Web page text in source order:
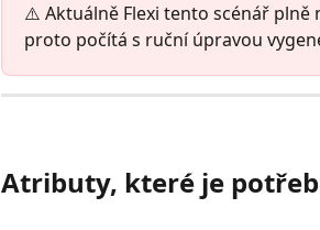
⚠️ Aktuálně Flexi tento scénář
proto počítá s ruční úpravou
Atributy, které je